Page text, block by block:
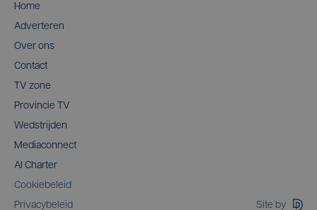
Home
Adverteren
Over ons
Contact
TV zone
Provincie TV
Wedstrijden
Mediaconnect
AI Charter
Cookiebeleid
Privacybeleid
Site by